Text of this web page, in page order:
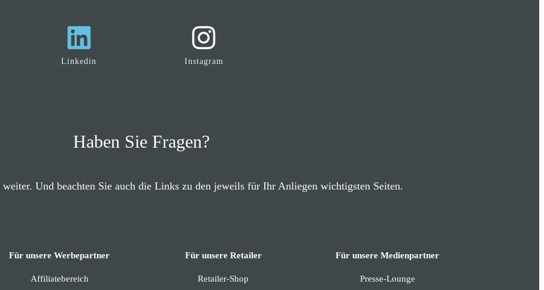
Linkedin Instagram
Haben Sie Fragen?
Und beachten Sie auch die Links zu den jeweils für Ihr Anliegen wichtigsten Seiten.
Für unsere Werbepartner
Affiliatebereich
Für unsere Retailer
Retailer-Shop
Für unsere Medienpartner
Presse-Lounge